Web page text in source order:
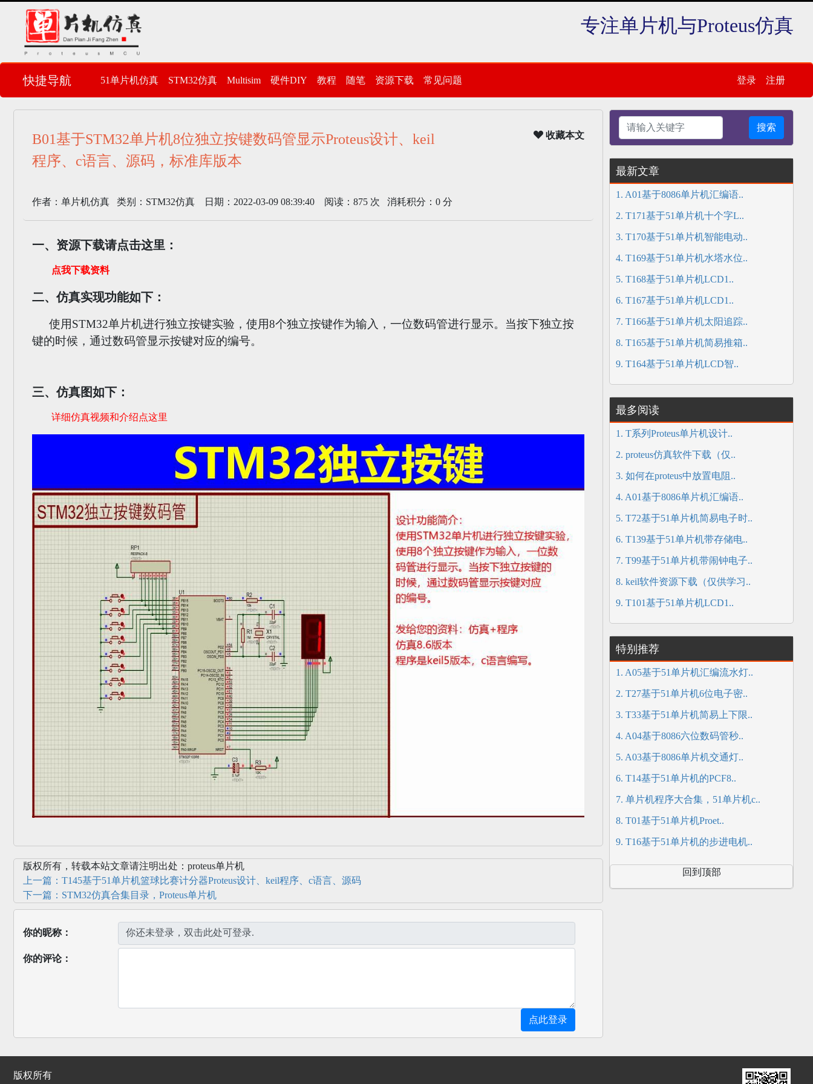
专注单片机与Proteus仿真
快捷导航 51单片机仿真 STM32仿真 Multisim 硬件DIY 教程 随笔 资源下载 常见问题 登录 注册
B01基于STM32单片机8位独立按键数码管显示Proteus设计、keil
程序、c语言、源码，标准库版本
收藏本文
作者：单片机仿真 类别：STM32仿真 日期：2022-03-09 08:39:40 阅读：875 次 消耗积分：0 分
一、资源下载请点击这里：
点我下载资料
二、仿真实现功能如下：
使用STM32单片机进行独立按键实验，使用8个独立按键作为输入，一位数码管进行显示。当按下独立按
键的时候，通过数码管显示按键对应的编号。
三、仿真图如下：
详细仿真视频和介绍点这里
版权所有，转载本站文章请注明出处：proteus单片机
上一篇：T145基于51单片机篮球比赛计分器Proteus设计、keil程序、c语言、源码
下一篇：STM32仿真合集目录，Proteus单片机
你的昵称：
你的评论：
点此登录
搜索
最新文章
1. A01基于8086单片机汇编语..
2. T171基于51单片机十个字L..
3. T170基于51单片机智能电动..
4. T169基于51单片机水塔水位..
5. T168基于51单片机LCD1..
6. T167基于51单片机LCD1..
7. T166基于51单片机太阳追踪..
8. T165基于51单片机简易推箱..
9. T164基于51单片机LCD智..
最多阅读
1. T系列Proteus单片机设计..
2. proteus仿真软件下载（仅..
3. 如何在proteus中放置电阻..
4. A01基于8086单片机汇编语..
5. T72基于51单片机简易电子时..
6. T139基于51单片机带存储电..
7. T99基于51单片机带闹钟电子..
8. keil软件资源下载（仅供学习..
9. T101基于51单片机LCD1..
特别推荐
1. A05基于51单片机汇编流水灯..
2. T27基于51单片机6位电子密..
3. T33基于51单片机简易上下限..
4. A04基于8086六位数码管秒..
5. A03基于8086单片机交通灯..
6. T14基于51单片机的PCF8..
7. 单片机程序大合集，51单片机c..
8. T01基于51单片机Proet..
9. T16基于51单片机的步进电机..
回到顶部
版权所有